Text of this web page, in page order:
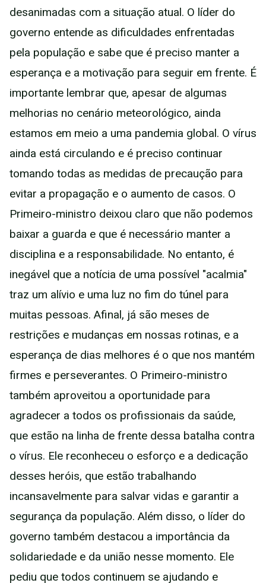
desanimadas com a situação atual. O líder do
governo entende as dificuldades enfrentadas
pela população e sabe que é preciso manter a
esperança e a motivação para seguir em frente. É
importante lembrar que, apesar de algumas
melhorias no cenário meteorológico, ainda
estamos em meio a uma pandemia global. O vírus
ainda está circulando e é preciso continuar
tomando todas as medidas de precaução para
evitar a propagação e o aumento de casos. O
Primeiro-ministro deixou claro que não podemos
baixar a guarda e que é necessário manter a
disciplina e a responsabilidade. No entanto, é
inegável que a notícia de uma possível "acalmia"
traz um alívio e uma luz no fim do túnel para
muitas pessoas. Afinal, já são meses de
restrições e mudanças em nossas rotinas, e a
esperança de dias melhores é o que nos mantém
firmes e perseverantes. O Primeiro-ministro
também aproveitou a oportunidade para
agradecer a todos os profissionais da saúde,
que estão na linha de frente dessa batalha contra
o vírus. Ele reconheceu o esforço e a dedicação
desses heróis, que estão trabalhando
incansavelmente para salvar vidas e garantir a
segurança da população. Além disso, o líder do
governo também destacou a importância da
solidariedade e da união nesse momento. Ele
pediu que todos continuem se ajudando e